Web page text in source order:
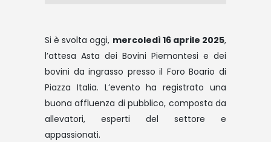
Si è svolta oggi, mercoledì 16 aprile 2025,
l’attesa Asta dei Bovini Piemontesi e dei
bovini da ingrasso presso il Foro Boario di
Piazza Italia. L’evento ha registrato una
buona affluenza di pubblico, composta da
allevatori, esperti del settore e
appassionati.